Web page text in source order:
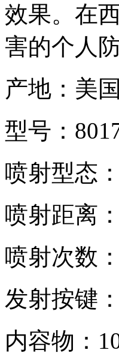
效果。在
害的个人
产地：美国
型号：
喷射型态
喷射距离
喷射次数
发射按键
内容物：